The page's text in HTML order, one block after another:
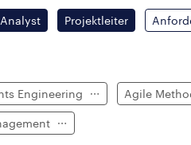
Projektleiter
Engineering Agile